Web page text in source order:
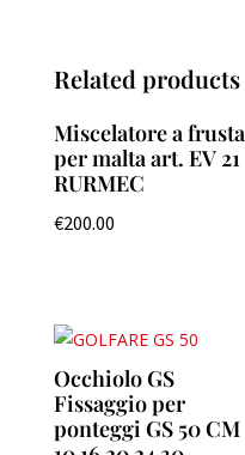
Related products
Miscelatore a frusta
per malta art. EV 21
RURMEC
€200.00
Occhiolo GS
Fissaggio per
ponteggi GS 50 CM